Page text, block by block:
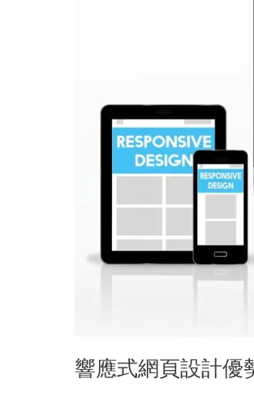
響應式網頁設計優